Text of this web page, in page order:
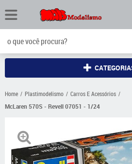
Home Plastimodelismo
Carros E Acessórios
McLaren 570S - Revell 07051 - 1/24